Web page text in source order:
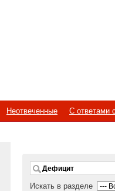
Неотвеченные С ответами
Искать в разделе